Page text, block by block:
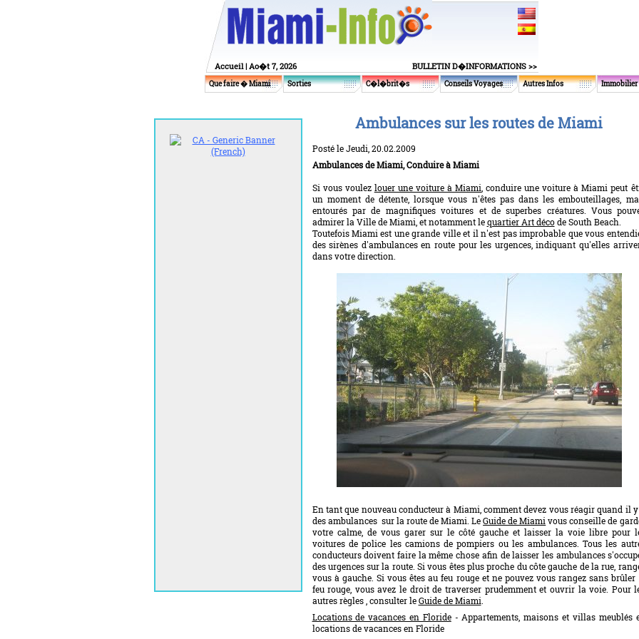
Accueil| Ao�t 7, 2026 BULLETIN D�INFORMATIONS >>
Que faire � Miami Sorties C�l�brit�s Conseils Voyages Autres Infos
Ambulances sur les routes de Miami
Posté le Jeudi, 20.02.2009
Ambulances de Miami, Conduire à Miami
Si vous voulez louer une voiture à Miami , conduire une voiture à Miami peut
un moment de détente, lorsque vous n'êtes pas dans les embouteillages,
entourés par de magnifiques voitures et de superbes créatures. Vous
admirer la Ville de Miami, et notamment lequartier Art décode South Beach.
Toutefois Miami est une grande ville et il n'est pas improbable que vous
des sirènes d'ambulances en route pour les urgences, indiquant qu'elles
dans votre direction.
En tant que nouveau conducteur à Miami, comment devez vous réagir quand il
des ambulances sur la route de Miami. LeGuide de Miami vous conseille de
votre calme, de vous garer sur le côté gauche et laisser la voie libre pour
voitures de police les camions de pompiers ou les ambulances. Tous les
conducteurs doivent faire la même chose afin de laisser les ambulances
des urgences sur la route. Si vous êtes plus proche du côte gauche de la rue,
vous à gauche. Si vous êtes au feu rouge et ne pouvez vous rangez sans brûler
feu rouge, vous avez le droit de traverser prudemment et ouvrir la voie. Pour
autres règles , consulter leGuide de Miami
Locations de vacances en Floride- Appartements, maisons et villas meublés
locations de vacances en Floride